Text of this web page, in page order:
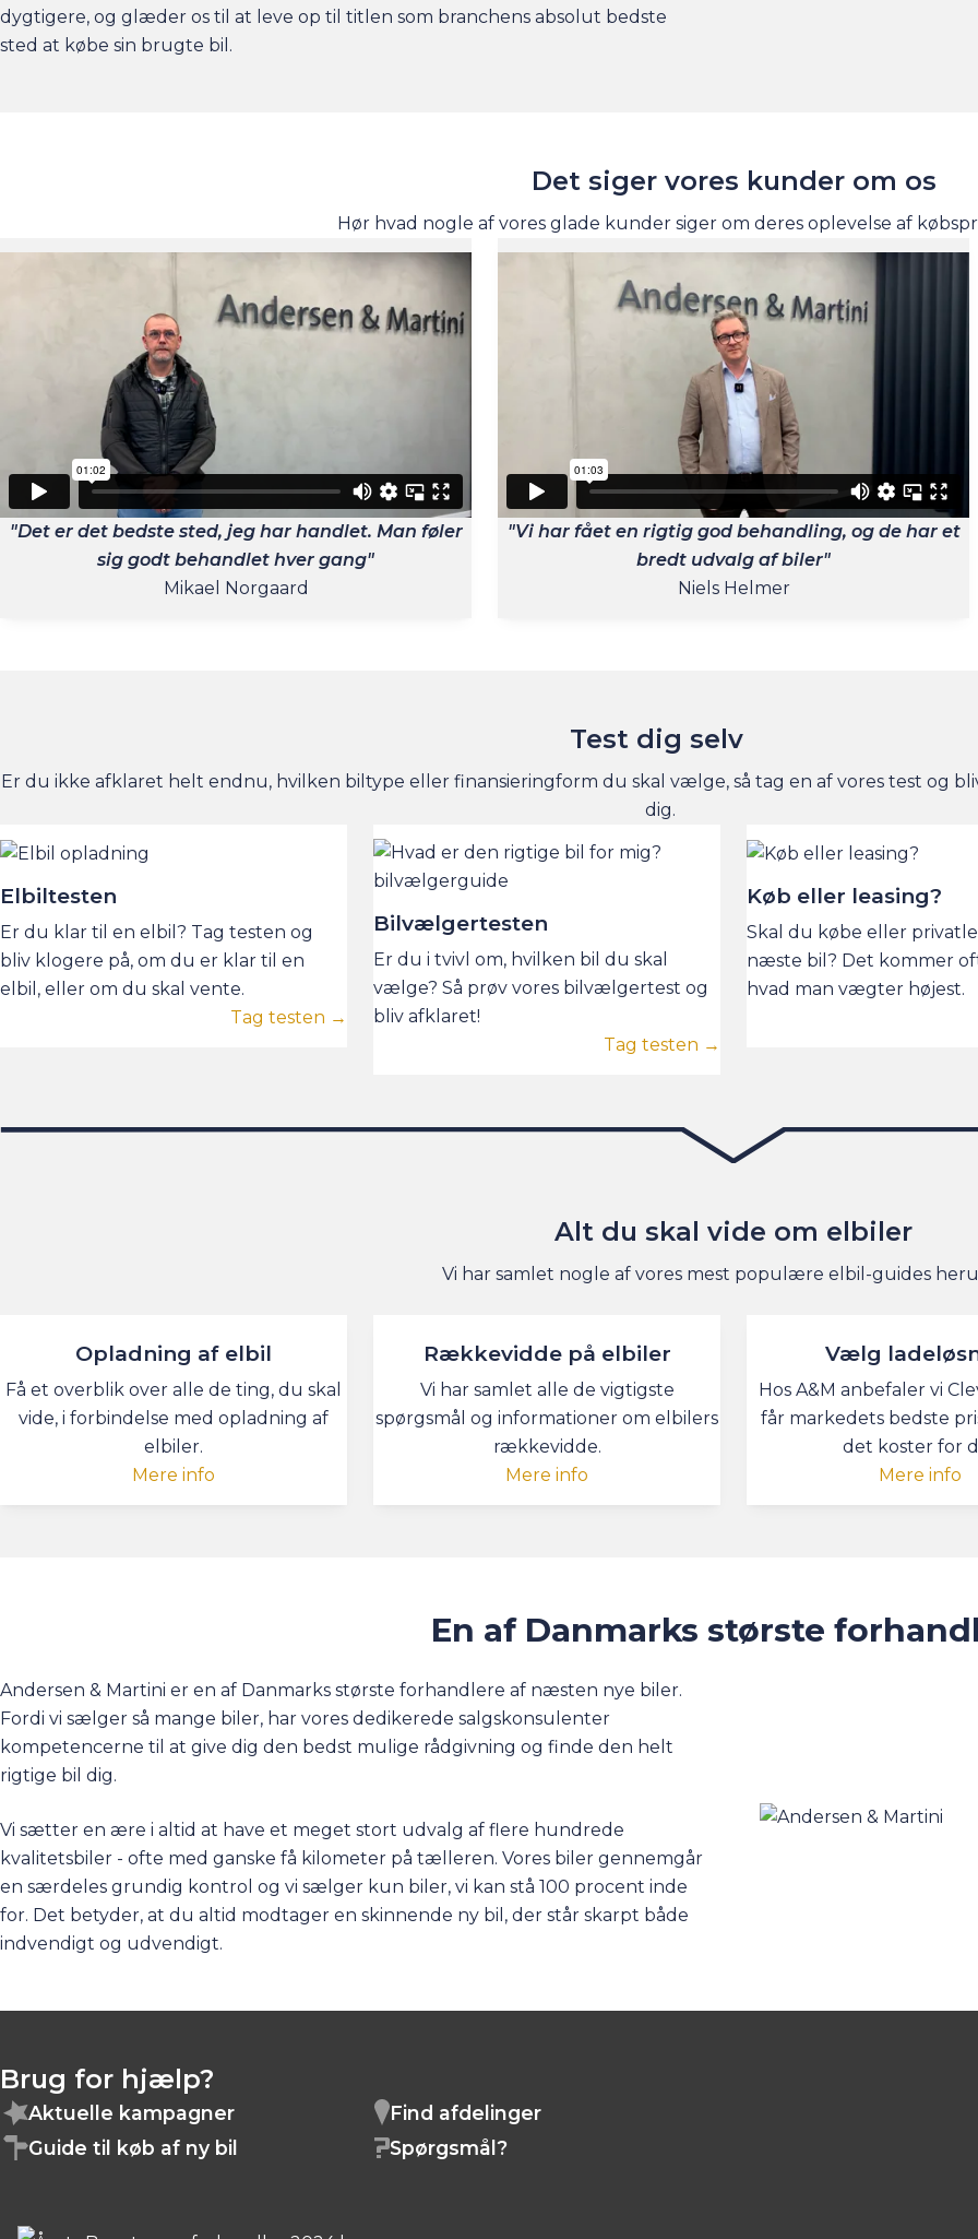
dygtigere, og glæder os til at leve op til titlen som branchens absolut bedste
sted at købe sin brugte bil.
Det siger vores kunder om os
Hør hvad nogle af vores glade kunder siger om deres oplevelse af
"Det er det bedste sted, jeg har handlet. Man føler
sig godt behandlet hver gang"
Mikael Norgaard
"Vi har fået en rigtig god behandling, og de har et
bredt udvalg af biler"
Niels Helmer
Test dig selv
Er du ikke afklaret helt endnu, hvilken biltype eller finansieringform du skal vælge, så tag en af vores test og
dig.
Elbiltesten
Er du klar til en elbil? Tag testen og
bliv klogere på, om du er klar til en
elbil, eller om du skal vente.
Tag testen →
Bilvælgertesten
Er du i tvivl om, hvilken bil du skal
vælge? Så prøv vores bilvælgertest og
bliv afklaret!
Tag testen →
Køb eller leasing?
Skal du købe eller
næste bil? Det kommer
hvad man vægter højest.
Alt du skal vide om elbiler
Vi har samlet nogle af vores mest populære elbil-guides
Opladning af elbil
Få et overblik over alle de ting, du skal
vide, i forbindelse med opladning af
elbiler.
Mere info
Rækkevidde på elbiler
Vi har samlet alle de vigtigste
spørgsmål og informationer om elbilers
rækkevidde.
Mere info
Vælg
Hos A&M anbefaler vi
får markedets bedste
det koster for
Mere info
En af Danmarks største
Andersen & Martini er en af Danmarks største forhandlere af næsten nye biler.
Fordi vi sælger så mange biler, har vores dedikerede salgskonsulenter
kompetencerne til at give dig den bedst mulige rådgivning og finde den helt
rigtige bil dig.
Vi sætter en ære i altid at have et meget stort udvalg af flere hundrede
kvalitetsbiler - ofte med ganske få kilometer på tælleren. Vores biler gennemgår
en særdeles grundig kontrol og vi sælger kun biler, vi kan stå 100 procent inde
for. Det betyder, at du altid modtager en skinnende ny bil, der står skarpt både
indvendigt og udvendigt.
Brug for hjælp?
Aktuelle kampagner
Find afdelinger
Guide til køb af ny bil
Spørgsmål?